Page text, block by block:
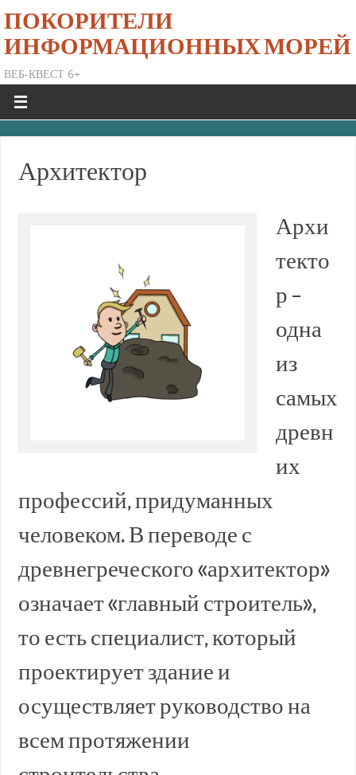
ПОКОРИТЕЛИ
ИНФОРМАЦИОННЫХ МОРЕЙ
ВЕБ-КВЕСТ 6+
Архитектор
Архи
текто
р –
одна
из
самых
древн
их
профессий, придуманных
человеком. В переводе с
древнегреческого «архитектор»
означает «главный строитель»,
то есть специалист, который
проектирует здание и
осуществляет руководство на
всем протяжении